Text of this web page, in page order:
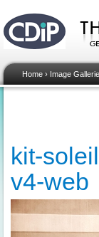
Home › Image
kit-
v4-web